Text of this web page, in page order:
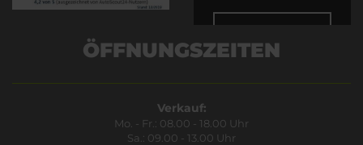
ÖFFNUNGSZEITEN
Verkauf:
Mo. - Fr.: 08.00 - 18.00 Uhr
Sa.: 09.00 - 13.00 Uhr